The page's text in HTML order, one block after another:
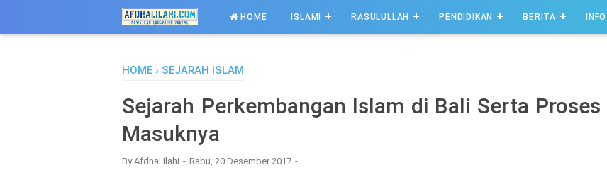
HOME ISLAMI RASULULLAH PENDIDIKAN BERITA INFO
HOME › SEJARAH ISLAM
Sejarah Perkembangan Islam di Bali Serta Proses
Masuknya
ByAfdhal Ilahi Rabu, 20 Desember 2017